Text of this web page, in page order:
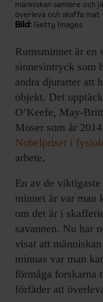
människan samlare och
överleva och skaffa mat
Bild: Getty Images
Rumsminnet är en
sinnesintryck som
andra djurarter att
objekt. Det
O’Keefe, May-
Moser som år
Nobelpriset i
arbete.
En av de
minnet är var man
om det är i
savannen. Nu har
visat att människan
minnas var man
förmåga forskarna
förfäder att